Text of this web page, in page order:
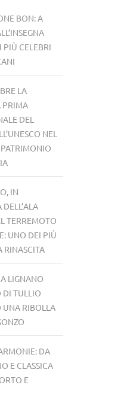
BON: A
PIÙ CELEBRI
LA
PRIMA
DEL
NEL
IN
TERREMOTO
UNO DEI PIÙ
RINASCITA
LIGNANO
DI TULLIO
UNA RIBOLLA
DA
E CLASSICA
E